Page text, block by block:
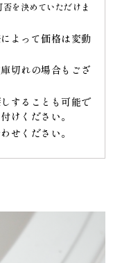
を決めていただけま
よって価格は変動
切れの場合もござ
することも可能で
けください。
せください。